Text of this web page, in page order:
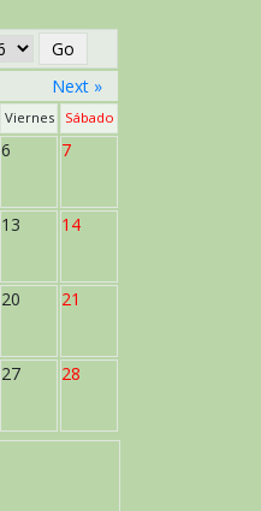
Next »
Viernes Sábado
6 7
13 14
20 21
27 28